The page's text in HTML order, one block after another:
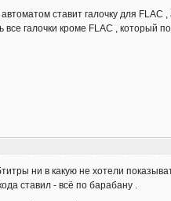
ставит галочку для
все галочки кроме FLAC , который
ни в какую не хотели
ставил - всё по барабану .